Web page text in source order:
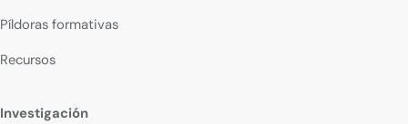
Píldoras formativas
Recursos
Investigación